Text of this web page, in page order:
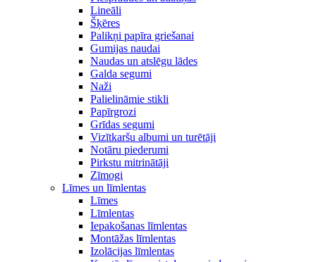
Lineāli
Šķēres
Palikņi papīra griešanai
Gumijas naudai
Naudas un atslēgu lādes
Galda segumi
Naži
Palielināmie stikli
Papīrgrozi
Grīdas segumi
Vizītkaršu albumi un turētāji
Notāru piederumi
Pirkstu mitrinātāji
Zīmogi
Līmes un līmlentas
Līmes
Līmlentas
Iepakošanas līmlentas
Montāžas līmlentas
Izolācijas līmlentas